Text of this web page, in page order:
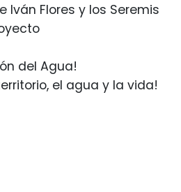
Iván Flores y los Seremis
del Agua!
el agua y la vida!